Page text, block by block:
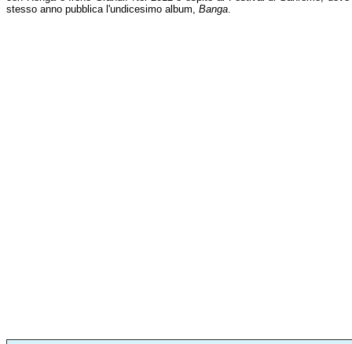
stesso anno pubblica l'undicesimo album, Banga.